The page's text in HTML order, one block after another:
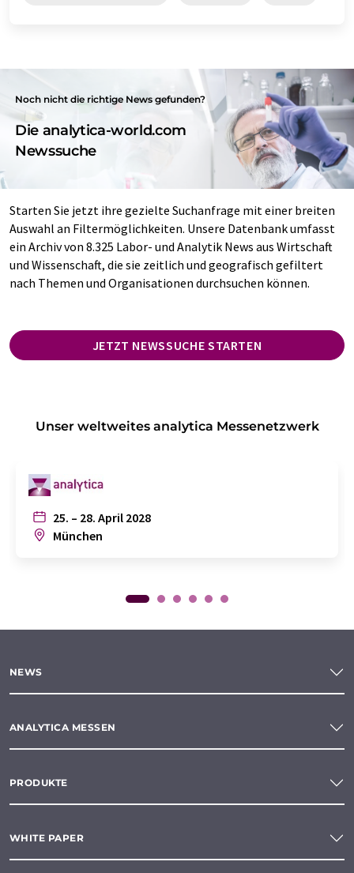
Noch nicht die richtige News gefunden?
Die analytica-world.com
Newssuche
Starten Sie jetzt ihre gezielte Suchanfrage mit einer breiten
Auswahl an Filtermöglichkeiten. Unsere Datenbank umfasst
ein Archiv von 8.325 Labor- und Analytik News aus Wirtschaft
und Wissenschaft, die sie zeitlich und geografisch gefiltert
nach Themen und Organisationen durchsuchen können.
JETZT NEWSSUCHE STARTEN
Unser weltweites analytica Messenetzwerk
25. – 28. April 2028
München
NEWS
ANALYTICA MESSEN
PRODUKTE
WHITE PAPER